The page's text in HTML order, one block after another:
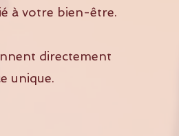
à votre bien-être.
directement
unique.